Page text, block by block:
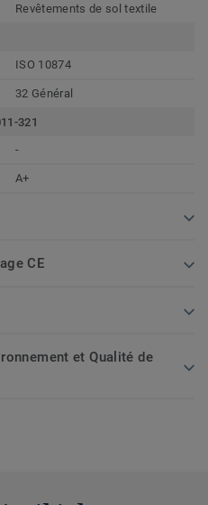
Revêtements de sol textile
ISO 10874
32 Général
321
-
A+
CE
et Qualité de